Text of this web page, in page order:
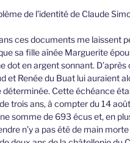
de l’identité de Claude
ces documents me laissent
sa fille aînée Marguerite
dot en argent sonnant.
et Renée du Buat lui auraient
Cette échéance
trois ans, à compter du 14
somme de 693 écus et, en
n’y a pas été de main